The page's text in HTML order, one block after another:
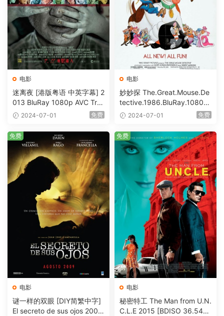
电影
迷离夜 [港版粤语 中英字幕] 2
013 BluRay 1080p AVC Tru
eHD5.1 [BDISO 22.64GB]
2024-07-01 免费
电影
妙妙探 The.Great.Mouse.De
tective.1986.BluRay.1080p.
AVC.DTS-HD.MA.5.1-HDHo
2024-07-01 免费
电影
谜一样的双眼 [DIY简繁中字]
El secreto de sus ojos 2009
免费
电影
秘密特工 The Man from U.N.
C.L.E 2015 [BDISO 36.54G
免费